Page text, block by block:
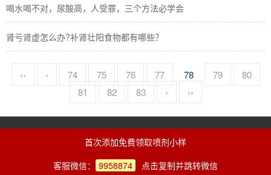
喝水喝不对，尿酸高，人受罪，三个方法必学会
肾亏肾虚怎么办?补肾壮阳食物都有哪些？
‹‹ ‹ 74 75 76 77 78 79
80
81
82 83 › ››
技术支持：辉煌岁月（Vx：aaw4008）
首次添加免费领取喷剂小样
客服微信：
9958874 点击复制并跳转微信